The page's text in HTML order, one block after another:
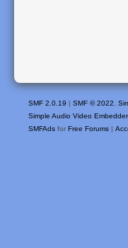
SMF 2.0.19 | SMF © 2022
Simple Audio Video Embedder
SMFAds for Free Forums |